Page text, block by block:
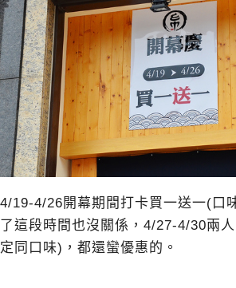
4/19-4/26開幕期間打卡買一送一(口
了這段時間也沒關係，4/27-4/30兩
定同口味)，都還蠻優惠的。